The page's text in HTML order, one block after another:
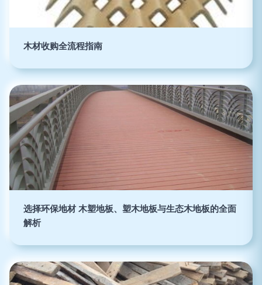
木材收购全流程指南
选择环保地材 木塑地板、塑木地板与生态木地板的全面
解析